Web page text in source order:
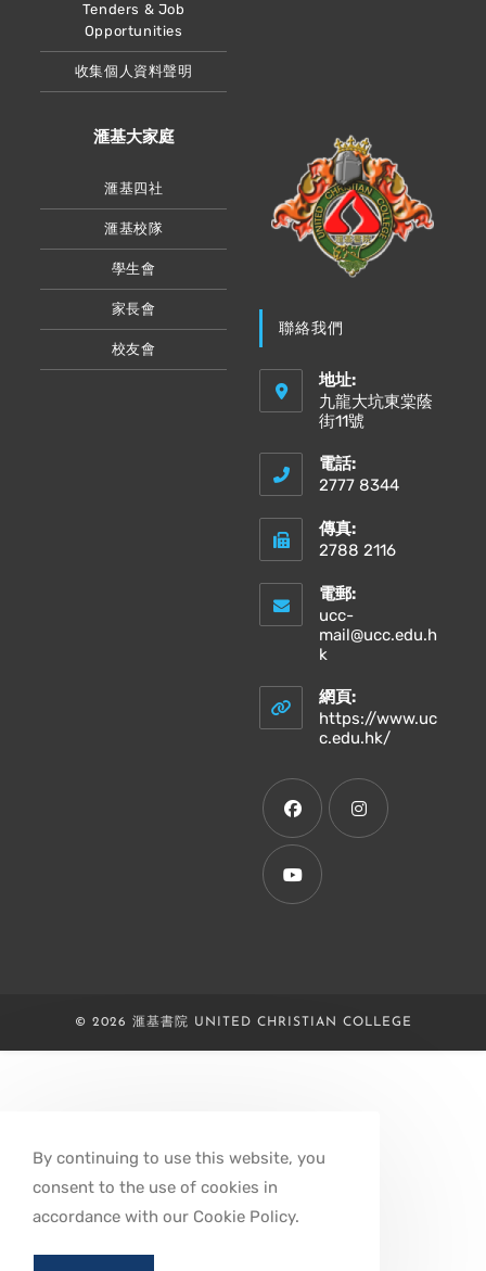
Tenders & Job
Opportunities
收集個人資料聲明
滙基大家庭
滙基四社
滙基校隊
學生會
家長會
校友會
聯絡我們
地址:
九龍大坑東棠蔭
街11號
電話:
2777 8344
傳真:
2788 2116
電郵:
ucc-
mail@ucc.edu.h
k
your
application
網頁:
https://www.uc
c.edu.hk/Opens
Opens
in
tab
© 2026 滙基書院 UNITED CHRISTIAN COLLEGE
By continuing to use this website, you
consent to the use of cookies in
accordance with our Cookie Policy.